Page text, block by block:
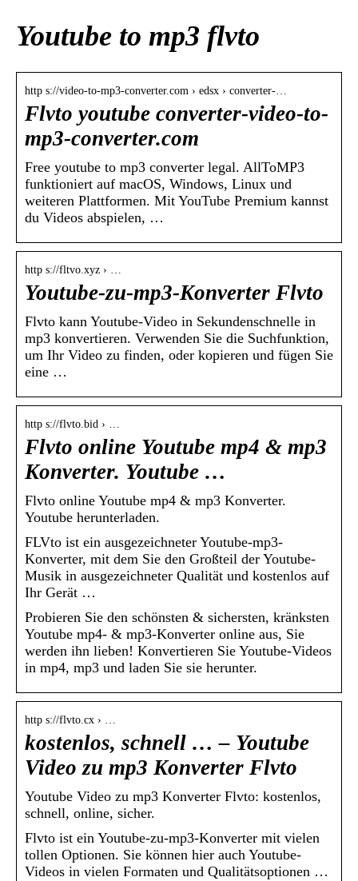
Youtube to mp3 flvto
http s://video-to-mp3-converter.com › edsx › converter-…
Flvto youtube converter-video-to-
mp3-converter.com
Free youtube to mp3 converter legal. AllToMP3
funktioniert auf macOS, Windows, Linux und
weiteren Plattformen. Mit YouTube Premium kannst
du Videos abspielen, …
http s://fltvo.xyz › …
Youtube-zu-mp3-Konverter Flvto
Flvto kann Youtube-Video in Sekundenschnelle in
mp3 konvertieren. Verwenden Sie die Suchfunktion,
um Ihr Video zu finden, oder kopieren und fügen Sie
eine …
http s://flvto.bid › …
Flvto online Youtube mp4 & mp3
Konverter. Youtube …
Flvto online Youtube mp4 & mp3 Konverter.
Youtube herunterladen.
FLVto ist ein ausgezeichneter Youtube-mp3-
Konverter, mit dem Sie den Großteil der Youtube-
Musik in ausgezeichneter Qualität und kostenlos auf
Ihr Gerät …
Probieren Sie den schönsten & sichersten, kränksten
Youtube mp4- & mp3-Konverter online aus, Sie
werden ihn lieben! Konvertieren Sie Youtube-Videos
in mp4, mp3 und laden Sie sie herunter.
http s://flvto.cx › …
kostenlos, schnell … – Youtube
Video zu mp3 Konverter Flvto
Youtube Video zu mp3 Konverter Flvto: kostenlos,
schnell, online, sicher.
Flvto ist ein Youtube-zu-mp3-Konverter mit vielen
tollen Optionen. Sie können hier auch Youtube-
Videos in vielen Formaten und Qualitätsoptionen …